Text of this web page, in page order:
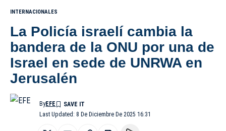
INTERNACIONALES
La Policía israelí cambia la
bandera de la ONU por una de
Israel en sede de UNRWA en
Jerusalén
Last Updated: 8 De Diciembre De 2025 16:31
ByEFE